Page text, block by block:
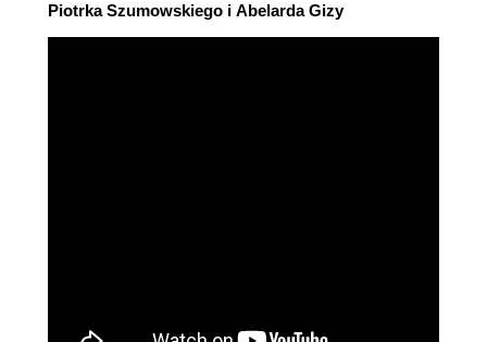
Piotrka Szumowskiego i Abelarda Gizy